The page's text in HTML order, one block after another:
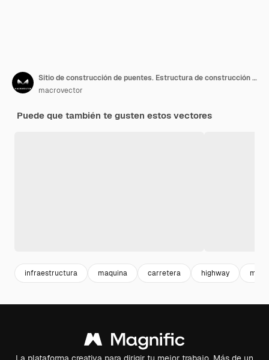
Sitio de construcción de puentes. Estructura de construcción de obras de carreteras de carreteras. Ilustración
macrovector
Puede que también te gusten estos vectores
infraestructura maquina carretera highway